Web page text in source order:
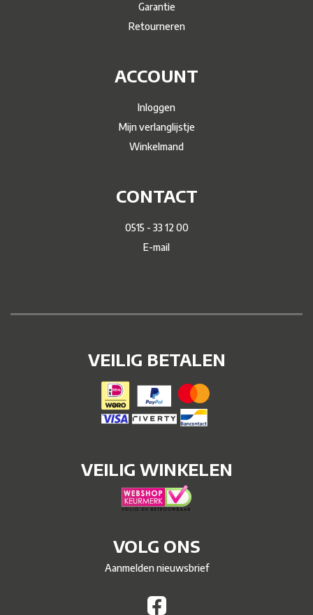
Garantie
Retourneren
ACCOUNT
Inloggen
Mijn verlanglijstje
Winkelmand
CONTACT
0515 - 33 12 00
E-mail
VEILIG BETALEN
VEILIG WINKELEN
VOLG ONS
Aanmelden nieuwsbrief